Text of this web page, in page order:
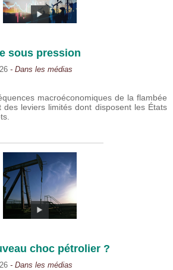
sous pression
- Dans les médias
macroéconomiques de la flambée
des leviers limités dont disposent les États
choc pétrolier ?
- Dans les médias